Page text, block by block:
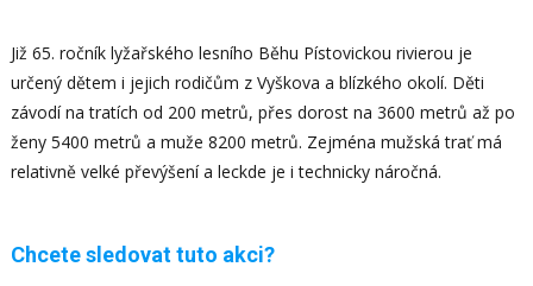
Již 65. ročník lyžařského lesního Běhu Pístovickou rivierou je
určený dětem i jejich rodičům z Vyškova a blízkého okolí. Děti
závodí na tratích od 200 metrů, přes dorost na 3600 metrů až po
ženy 5400 metrů a muže 8200 metrů. Zejména mužská trať má
relativně velké převýšení a leckde je i technicky náročná.
Chcete sledovat tuto akci?